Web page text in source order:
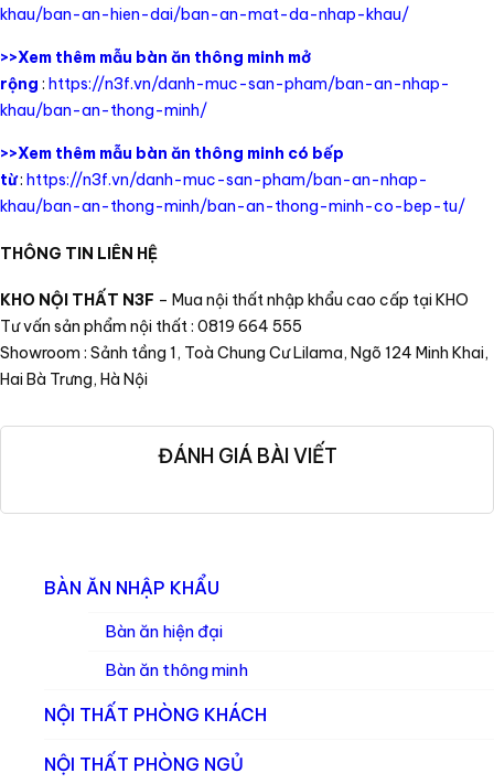
BÀN ĂN NHẬP KHẨU
Bàn ăn hiện đại
Bàn ăn thông minh
NỘI THẤT PHÒNG KHÁCH
NỘI THẤT PHÒNG NGỦ
khau/ban-an-hien-dai/ban-an-mat-da-nhap-khau/
>>Xem thêm mẫu bàn ăn thông minh mở
rộng : https://n3f.vn/danh-muc-san-pham/ban-an-nhap-
khau/ban-an-thong-minh/
>>Xem thêm mẫu bàn ăn thông minh có bếp
từ: https://n3f.vn/danh-muc-san-pham/ban-an-nhap-
khau/ban-an-thong-minh/ban-an-thong-minh-co-bep-tu/
THÔNG TIN LIÊN HỆ
KHO NỘI THẤT N3F – Mua nội thất nhập khẩu cao cấp tại KHO
Tư vấn sản phẩm nội thất : 0819 664 555
Showroom : Sảnh tầng 1, Toà Chung Cư Lilama, Ngõ 124 Minh Khai,
Hai Bà Trưng, Hà Nội
ĐÁNH GIÁ BÀI VIẾT